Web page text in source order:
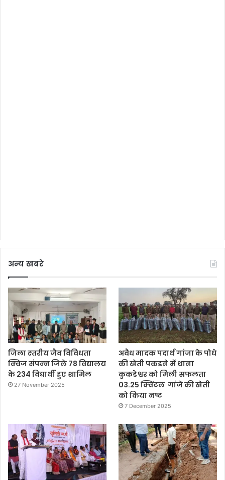
अन्य खबरे
जिला स्‍तरीय जैव विविधता
क्विज संपन्‍न जिले 78 विद्यालय
के 234 विद्यार्थी हुए शामिल
27 November 2025
अवैध मादक पदार्थ गांजा के पोधे
की खेती पकडने में थाना
कुकडेश्वर को मिली सफलता
03.25 क्विंटल गांजे की खेती
को किया नष्ट
7 December 2025